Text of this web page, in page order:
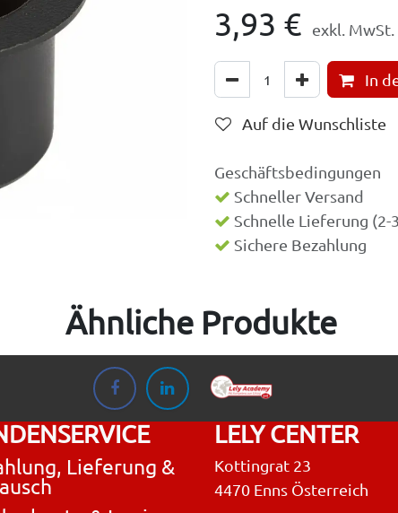
3,93 € exkl. MwSt.
In
Auf die Wunschliste
Geschäftsbedingungen
Schneller Versand
Schnelle Lieferung (2-
Sichere Bezahlung
Ähnliche Produkte
Lieferung &
LELY CENTER
Kottingrat 23
4470 Enns Österreich